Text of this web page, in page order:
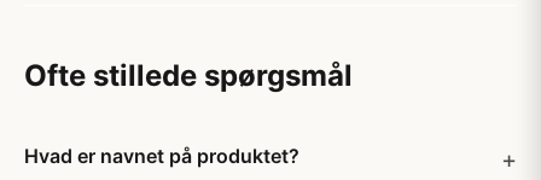
Ofte stillede spørgsmål
Hvad er navnet på produktet?